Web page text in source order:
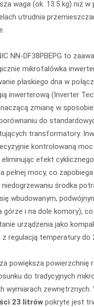
waga (ok. 13.5 kg) niż
utrudnia
NN-DF38PBEPG to
mikrofalówka
płaskiego dna w
inwerterową (Inverter
zmianę w
do
transformatory.
kontrolowaną
eliminując efekt
pełnej mocy, co
środka
wbudowanym,
górze i na dole komory),
urządzenia jako
z regulacją temperatury do
powiększa powierzchnię
do tradycyjnych
wymiarach zewnętrznych.
23 litrów pokryte jest